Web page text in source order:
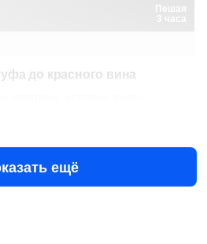
Пешая
3 часа
до красного вина
ещё